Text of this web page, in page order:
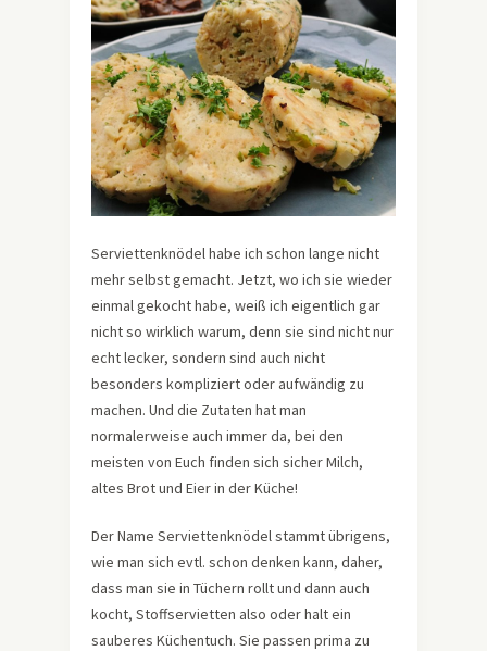
Serviettenknödel habe ich schon lange nicht
mehr selbst gemacht. Jetzt, wo ich sie wieder
einmal gekocht habe, weiß ich eigentlich gar
nicht so wirklich warum, denn sie sind nicht nur
echt lecker, sondern sind auch nicht
besonders kompliziert oder aufwändig zu
machen. Und die Zutaten hat man
normalerweise auch immer da, bei den
meisten von Euch finden sich sicher Milch,
altes Brot und Eier in der Küche!
Der Name Serviettenknödel stammt übrigens,
wie man sich evtl. schon denken kann, daher,
dass man sie in Tüchern rollt und dann auch
kocht, Stoffservietten also oder halt ein
sauberes Küchentuch. Sie passen prima zu